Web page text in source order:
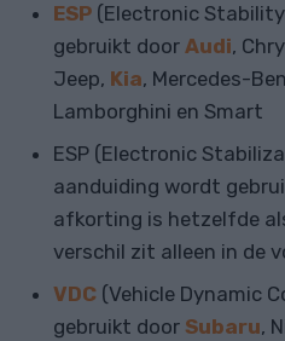
ESP (Electronic
gebruikt door Audi,
Jeep, Kia, Mercedes-
Lamborghini en Smart
ESP (Electronic
aanduiding wordt
afkorting is hetzelfde
verschil zit alleen in de
VDC (Vehicle Dynamic
gebruikt door Subaru,